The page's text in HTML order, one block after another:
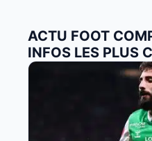
ACTU FOOT
INFOS LES PLUS